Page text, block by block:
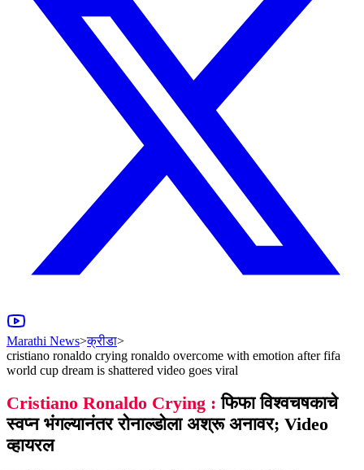
Marathi News>क्रीडा>
cristiano ronaldo crying ronaldo overcome with emotion after fifa
world cup dream is shattered video goes viral
Cristiano Ronaldo Crying : फिफा विश्वचषकाचे
स्वप्न भंगल्यानंतर रोनाल्डोला अश्रू अनावर; Video
व्हायरल